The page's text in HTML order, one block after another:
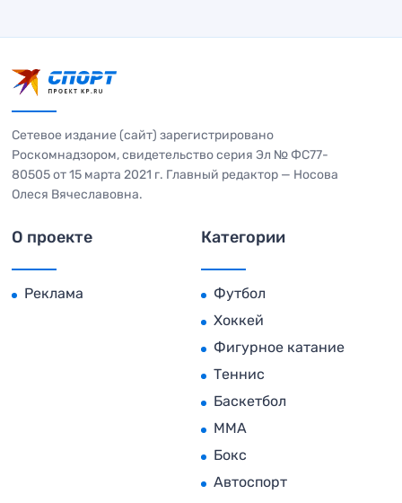
Сетевое издание (сайт) зарегистрировано
Роскомнадзором, свидетельство серия Эл № ФС77-
80505 от 15 марта 2021 г. Главный редактор — Носова
Олеся Вячеславовна.
О проекте
Реклама
Категории
Футбол
Хоккей
Фигурное катание
Теннис
Баскетбол
MMA
Бокс
Автоспорт